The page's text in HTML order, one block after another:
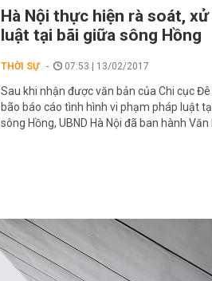
Hà Nội thực hiện rà soát,
luật tại bãi giữa sông Hồng
THỜI SỰ 07:53 | 13/02/2017
Sau khi nhận được văn bản của Chi cục
bão báo cáo tình hình vi phạm pháp luật
sông Hồng, UBND Hà Nội đã ban hành Văn